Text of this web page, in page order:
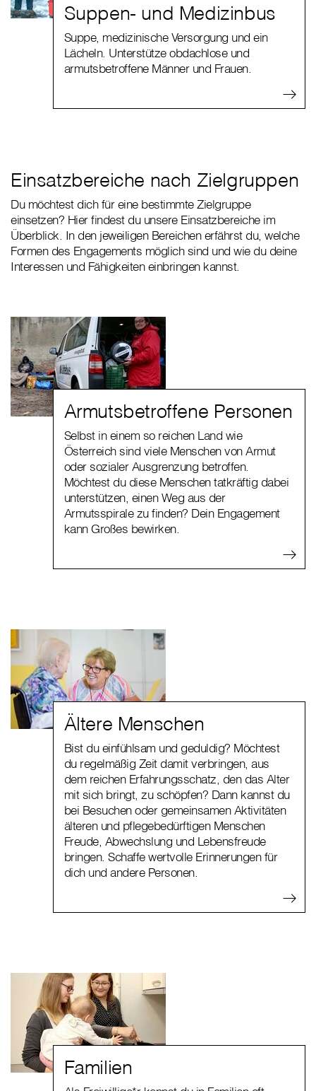
Suppen- und Medizinbus
Suppe, medizinische Versorgung und ein
Lächeln. Unterstütze obdachlose und
armutsbetroffene Männer und Frauen.
Einsatzbereiche nach Zielgruppen
Du möchtest dich für eine bestimmte Zielgruppe
einsetzen? Hier findest du unsere Einsatzbereiche im
Überblick. In den jeweiligen Bereichen erfährst du, welche
Formen des Engagements möglich sind und wie du deine
Interessen und Fähigkeiten einbringen kannst.
Armutsbetroffene Personen
Selbst in einem so reichen Land wie
Österreich sind viele Menschen von Armut
oder sozialer Ausgrenzung betroffen.
Möchtest du diese Menschen tatkräftig dabei
unterstützen, einen Weg aus der
Armutsspirale zu finden? Dein Engagement
kann Großes bewirken.
Ältere Menschen
Bist du einfühlsam und geduldig? Möchtest
du regelmäßig Zeit damit verbringen, aus
dem reichen Erfahrungsschatz, den das Alter
mit sich bringt, zu schöpfen? Dann kannst du
bei Besuchen oder gemeinsamen Aktivitäten
älteren und pflegebedürftigen Menschen
Freude, Abwechslung und Lebensfreude
bringen. Schaffe wertvolle Erinnerungen für
dich und andere Personen.
Familien